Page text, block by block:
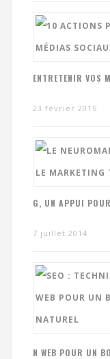
ENTRETENIR VOS
23 février 2015
G, UN APPUI
7 juillet 2014
N WEB POUR UN